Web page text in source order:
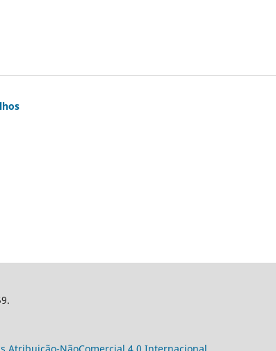
Atribuição-NãoComercial 4.0 Internacional